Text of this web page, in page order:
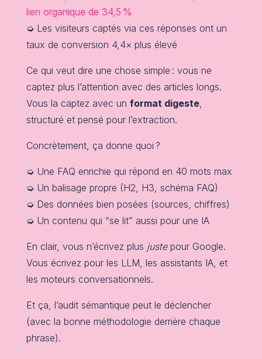
lien organique de 34,5 %
➭ Les visiteurs captés via ces réponses ont un
taux de conversion 4,4× plus élevé
Ce qui veut dire une chose simple : vous ne
captez plus l’attention avec des articles longs.
Vous la captez avec un format digeste,
structuré et pensé pour l’extraction.
Concrètement, ça donne quoi ?
➭ Une FAQ enrichie qui répond en 40 mots max
➭ Un balisage propre (H2, H3, schéma FAQ)
➭ Des données bien posées (sources, chiffres)
➭ Un contenu qui “se lit” aussi pour une IA
En clair, vous n’écrivez plus justepour Google.
Vous écrivez pour les LLM, les assistants IA, et
les moteurs conversationnels.
Et ça, l’audit sémantique peut le déclencher
(avec la bonne méthodologie derrière chaque
phrase).